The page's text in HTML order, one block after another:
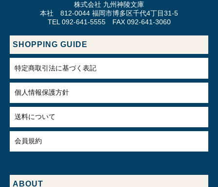
株式会社 九州神陵文庫
本社 812-0044 福岡市博多区千代4丁目31-5
TEL 092-641-5555 FAX 092-641-3060
SHOPPING GUIDE
特定商取引法に基づく表記
個人情報保護方針
送料について
会員規約
ABOUT